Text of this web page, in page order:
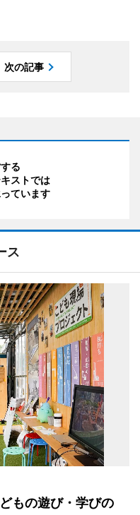
次の記事
る
ストでは
ています
ス
もの遊び・学びの